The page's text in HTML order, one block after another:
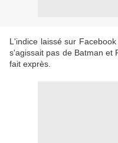
L'indice laissé sur
s'agissait pas de Batman et
fait exprès.